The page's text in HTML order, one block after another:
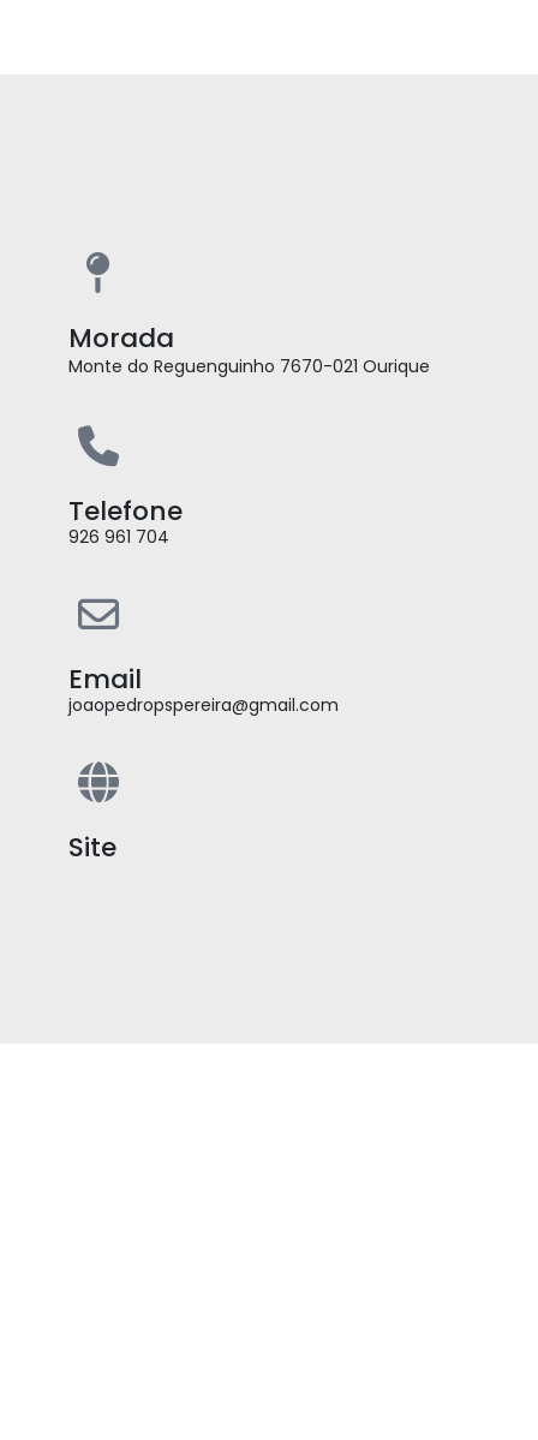
Morada
Monte do Reguenguinho 7670-021 Ourique
Telefone
926 961 704
Email
joaopedropspereira@gmail.com
Site